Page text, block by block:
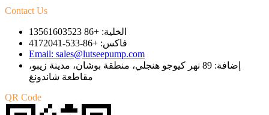
Contact Us
الخلية: +86 13561603523
فاكس: +86-533-4172041
Email: sales@lutseepump.com
إضافة: 89 نهر كيوجو هنجلي، منطقة بوشان، مدينة زيبو،
مقاطعة شاندونغ
QR Code